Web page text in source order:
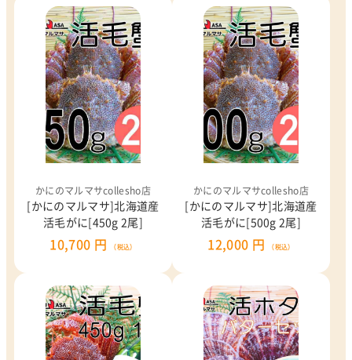
かにのマルマサcollesho店
[かにのマルマサ]北海道産
活毛がに[450g 2尾]
10,700 円 （税込）
かにのマルマサcollesho店
[かにのマルマサ]北海道産
活毛がに[500g 2尾]
12,000 円 （税込）